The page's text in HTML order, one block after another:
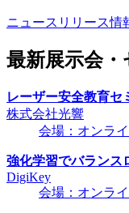
ニュースリリース情
最新展示会
レーザー安全教育セ
株式会社光響
会場：オンラ
強化学習でバランス
DigiKey
会場：オンラ